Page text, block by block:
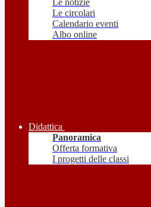
Le notizie
Le circolari
Calendario eventi
Albo online
Didattica
Panoramica
Offerta formativa
I progetti delle classi